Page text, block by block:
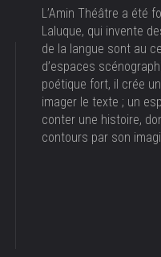
L’Amin Théâtre a été
Laluque, qui invente
de la langue sont au
d’espaces
poétique fort, il crée
imager le texte ; un
conter une histoire,
contours par son